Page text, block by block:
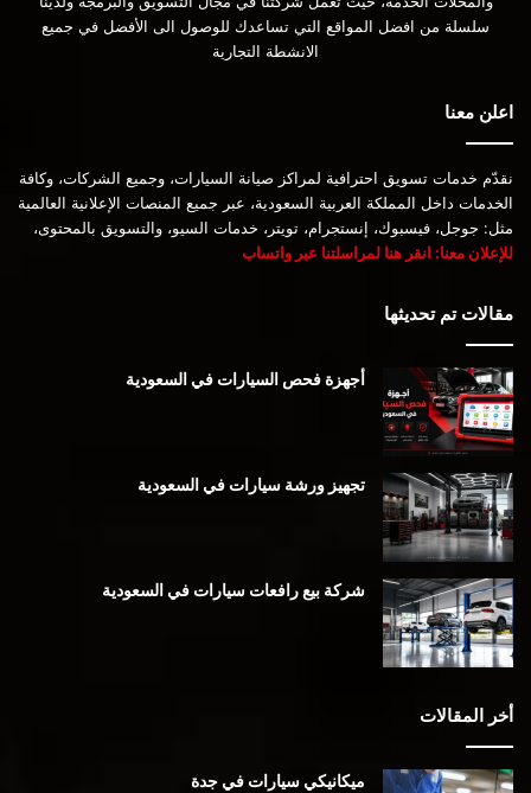
سلسلة من افضل المواقع التي تساعدك للوصول الى الأفضل في جميع
الانشطة التجارية
اعلن معنا
نقدّم خدمات تسويق احترافية لمراكز صيانة السيارات، وجميع الشركات، وكافة
الخدمات داخل المملكة العربية السعودية، عبر جميع المنصات الإعلانية العالمية
مثل: جوجل، فيسبوك، إنستجرام، تويتر، خدمات السيو، والتسويق بالمحتوى،
للإعلان معنا: انقر هنا لمراسلتنا عبر واتساب
مقالات تم تحديثها
أجهزة فحص السيارات في السعودية
تجهيز ورشة سيارات في السعودية
شركة بيع رافعات سيارات في السعودية
أخر المقالات
ميكانيكي سيارات في جدة